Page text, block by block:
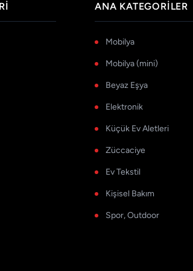
ANA KATEGORILER
Mobilya
Mobilya (mini)
Beyaz Eşya
Elektronik
Küçük Ev Aletleri
Züccaciye
Ev Tekstil
Kişisel Bakım
Spor, Outdoor